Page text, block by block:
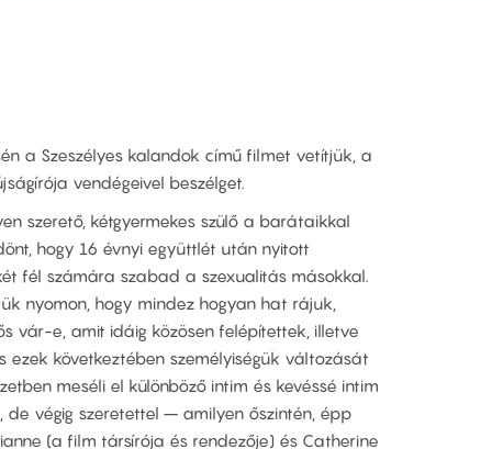
a Szeszélyes kalandok című filmet vetítjük, a
vendégeivel beszélget.
szerető, kétgyermekes szülő a barátaikkal
hogy 16 évnyi együttlét után nyitott
fél számára szabad a szexualitás másokkal.
nyomon, hogy mindez hogyan hat rájuk,
vár-e, amit idáig közösen felépítettek, illetve
következtében személyiségük változását
meséli el különböző intim és kevéssé intim
de végig szeretettel – amilyen őszintén, épp
(a film társírója és rendezője) és Catherine